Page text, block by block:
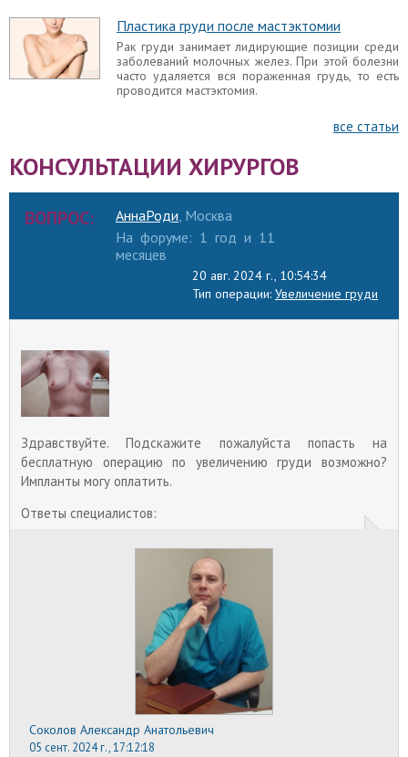
Установка грудных имплантов
Способы установки грудных имплантов при
маммопластике — как вставляют грудные
импланты (под мышцу или железу) для
увеличения груди.
О видах доступа рассказывает пластический
хирург, Соколов Александр Анатольевич.
Капсулярная контрактура после
маммопластики
Капсулярная контрактура – это нарастание
Пластика груди после мастэктомии
Рак груди занимает лидирующие позиции среди
заболеваний молочных желез. При этой болезни
часто удаляется вся пораженная грудь, то есть
проводится мастэктомия.
все статьи
КОНСУЛЬТАЦИИ ХИРУРГОВ
ВОПРОС: АннаРоди, Москва
На форуме: 1 год и 11
месяцев
20 авг. 2024 г., 10:54:34
Тип операции: Увеличение груди
Здравствуйте. Подскажите пожалуйста попасть на
бесплатную операцию по увеличению груди возможно?
Импланты могу оплатить.
Ответы специалистов:
Соколов Александр Анатольевич
05 сент. 2024 г., 17:12:18